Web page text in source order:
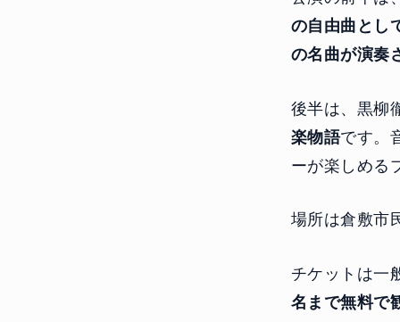
の自由曲とし
の名曲が演奏
後半は、黒柳
楽物語です。
ーが楽しめる
場所は倉敷市
チケットは一
名まで無料で